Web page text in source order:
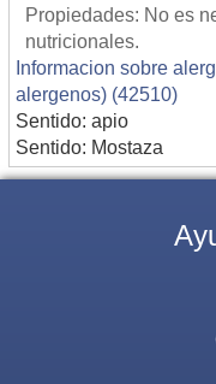
Propiedades: No es
nutricionales.
Informacion sobre
alergenos) (42510)
Sentido: apio
Sentido: Mostaza